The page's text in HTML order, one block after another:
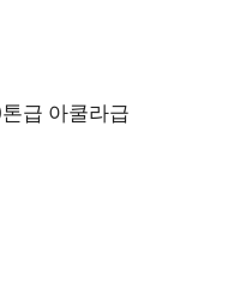
급 아쿨라급